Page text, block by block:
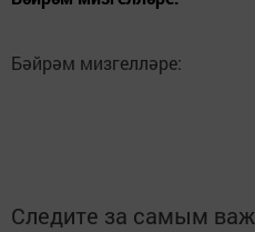
Бәйрәм мизгелләре:
Следите за самым